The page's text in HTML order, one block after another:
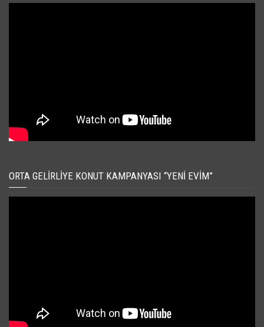
ORTA GELIRLIYE KONUT KAMPANYASI “YENI EVIM”